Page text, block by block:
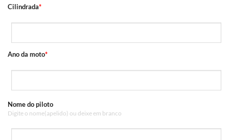
Cilindrada*
Ano da moto*
Nome do piloto
Digite o nome(apelido) ou deixe em branco